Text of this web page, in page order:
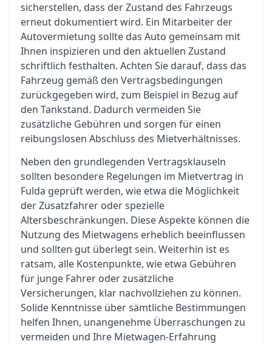
sicherstellen, dass der Zustand des Fahrzeugs
erneut dokumentiert wird. Ein Mitarbeiter der
Autovermietung sollte das Auto gemeinsam mit
Ihnen inspizieren und den aktuellen Zustand
schriftlich festhalten. Achten Sie darauf, dass das
Fahrzeug gemäß den Vertragsbedingungen
zurückgegeben wird, zum Beispiel in Bezug auf
den Tankstand. Dadurch vermeiden Sie
zusätzliche Gebühren und sorgen für einen
reibungslosen Abschluss des Mietverhältnisses.
Neben den grundlegenden Vertragsklauseln
sollten besondere Regelungen im Mietvertrag in
Fulda geprüft werden, wie etwa die Möglichkeit
der Zusatzfahrer oder spezielle
Altersbeschränkungen. Diese Aspekte können die
Nutzung des Mietwagens erheblich beeinflussen
und sollten gut überlegt sein. Weiterhin ist es
ratsam, alle Kostenpunkte, wie etwa Gebühren
für junge Fahrer oder zusätzliche
Versicherungen, klar nachvollziehen zu können.
Solide Kenntnisse über sämtliche Bestimmungen
helfen Ihnen, unangenehme Überraschungen zu
vermeiden und Ihre Mietwagen-Erfahrung